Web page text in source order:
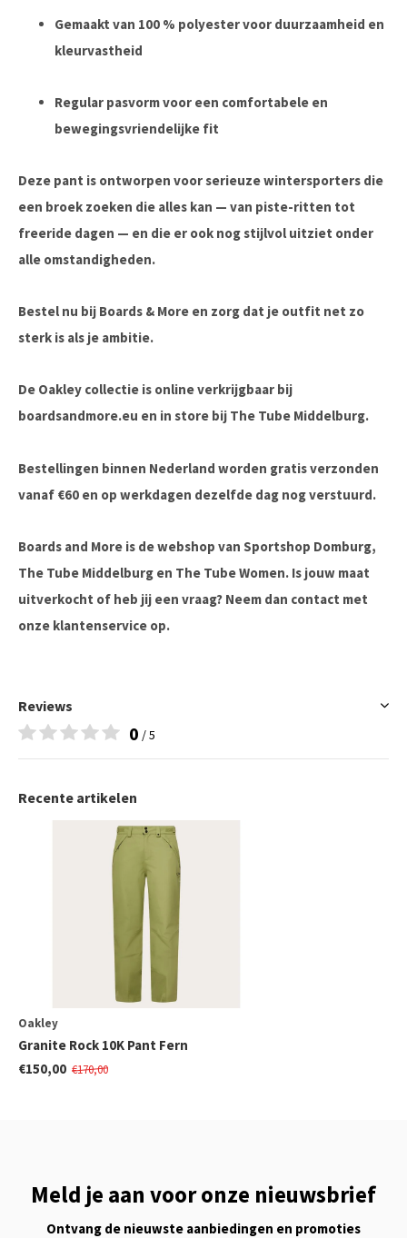
Gemaakt van 100 % polyester voor duurzaamheid en
kleurvastheid
Regular pasvorm voor een comfortabele en
bewegingsvriendelijke fit
Deze pant is ontworpen voor serieuze wintersporters die
een broek zoeken die alles kan — van piste-ritten tot
freeride dagen — en die er ook nog stijlvol uitziet onder
alle omstandigheden.
Bestel nu bij Boards & More en zorg dat je outfit net zo
sterk is als je ambitie.
De Oakley collectie is online verkrijgbaar bij
boardsandmore.eu en in store bij The Tube Middelburg.
Bestellingen binnen Nederland worden gratis verzonden
vanaf €60 en op werkdagen dezelfde dag nog verstuurd.
Boards and More is de webshop van Sportshop Domburg,
The Tube Middelburg en The Tube Women. Is jouw maat
uitverkocht of heb jij een vraag? Neem dan contact met
onze klantenservice op.
Reviews
0 / 5
Recente artikelen
Oakley
Granite Rock 10K Pant Fern
€150,00 €170,00
Meld je aan voor onze nieuwsbrief
Ontvang de nieuwste aanbiedingen en promoties